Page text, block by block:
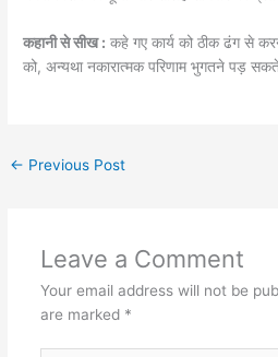
कहानी से सीख : कहे गए कार्य को ठीक ढंग से
को, अन्यथा नकारात्मक परिणाम भुगतने पड़
← Previous Post
Leave a Comment
Your email address will not be
are marked *